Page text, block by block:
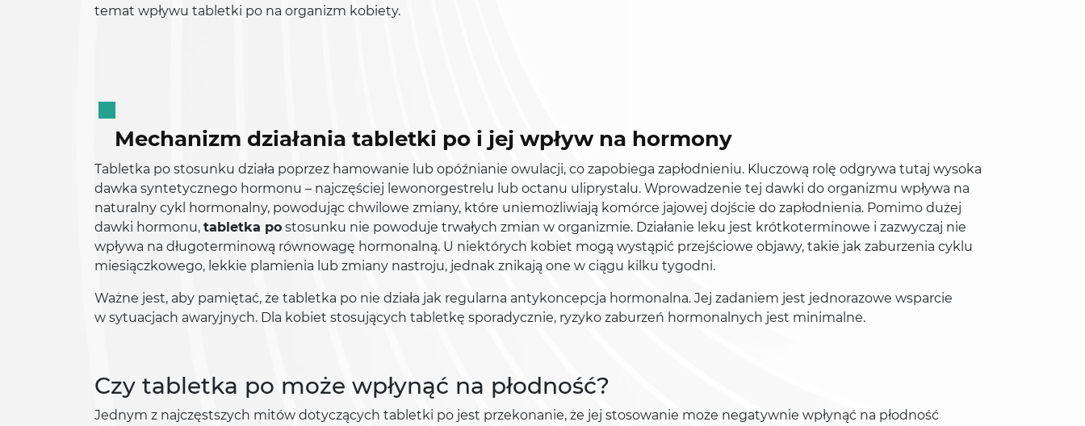
temat wpływu tabletki po na organizm kobiety.
Mechanizm działania tabletki po i jej wpływ na hormony
Tabletka po stosunku działa poprzez hamowanie lub opóźnianie owulacji, co zapobiega zapłodnieniu. Kluczową rolę odgrywa tutaj wysoka
dawka syntetycznego hormonu – najczęściej lewonorgestrelu lub octanu uliprystalu. Wprowadzenie tej dawki do organizmu wpływa na
naturalny cykl hormonalny, powodując chwilowe zmiany, które uniemożliwiają komórce jajowej dojście do zapłodnienia. Pomimo dużej
dawki hormonu, tabletka po stosunku nie powoduje trwałych zmian w organizmie. Działanie leku jest krótkoterminowe i zazwyczaj nie
wpływa na długoterminową równowagę hormonalną. U niektórych kobiet mogą wystąpić przejściowe objawy, takie jak zaburzenia cyklu
miesiączkowego, lekkie plamienia lub zmiany nastroju, jednak znikają one w ciągu kilku tygodni.
Ważne jest, aby pamiętać, że tabletka po nie działa jak regularna antykoncepcja hormonalna. Jej zadaniem jest jednorazowe wsparcie
w sytuacjach awaryjnych. Dla kobiet stosujących tabletkę sporadycznie, ryzyko zaburzeń hormonalnych jest minimalne.
Czy tabletka po może wpłynąć na płodność?
Jednym z najczęstszych mitów dotyczących tabletki po jest przekonanie, że jej stosowanie może negatywnie wpłynąć na płodność